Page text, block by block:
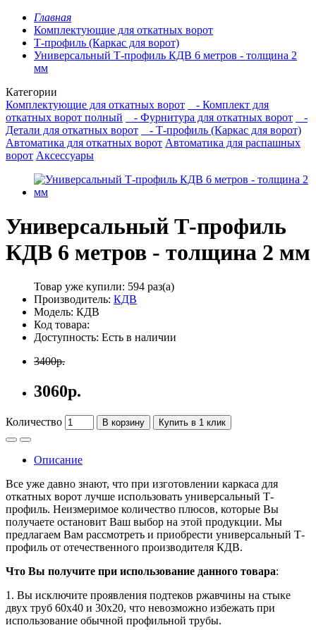
Главная
Комплектующие для откатных ворот
Т-профиль (Каркас для ворот)
Универсальный Т-профиль КДВ 6 метров - толщина 2
мм
Категории
Комплектующие для откатных ворот
- Комплект для
откатных ворот полный
- Фурнитура для откатных ворот
-
Детали для откатных ворот
- Т-профиль (Каркас для ворот)
Автоматика для откатных ворот Автоматика для распашных
ворот Аксессуары
Универсальный Т-профиль
КДВ 6 метров - толщина 2 мм
Товар уже купили: 594 раз(а)
Производитель: КДВ
Модель: КДВ
Код товара:
Доступность: Есть в наличии
3400р.
3060р.
Количество В корзину Купить в 1 клик
Описание
Все уже давно знают, что при изготовлении каркаса для
откатных ворот лучше использовать универсальный Т-
профиль. Неизмеримое количество плюсов, которые Вы
получаете остановит Ваш выбор на этой продукции. Мы
предлагаем Вам рассмотреть и приобрести универсальный Т-
профиль от отечественного производителя КДВ.
Что Вы получите при использование данного товара:
1. Вы исключите проявления подтеков ржавчины на стыке
двух труб 60х40 и 30х20, что невозможно избежать при
использование обычной профильной трубы.